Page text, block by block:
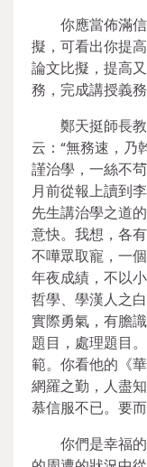
你應當佈滿
擬，可看出你提
論文比擬，提高
務，完成講授義務
鄭天挺師長
云：“無務速，乃
謹治學，一絲不
月前從報上讀到
先生講治學之道
意快。我想，各
不嘩眾取寵，一
年夜成績，不以
哲學、學漢人之
實際勇氣，有膽
題目，處理題目
範。你看他的《
網羅之勤，人盡
慕信服不已。要
你們是幸福